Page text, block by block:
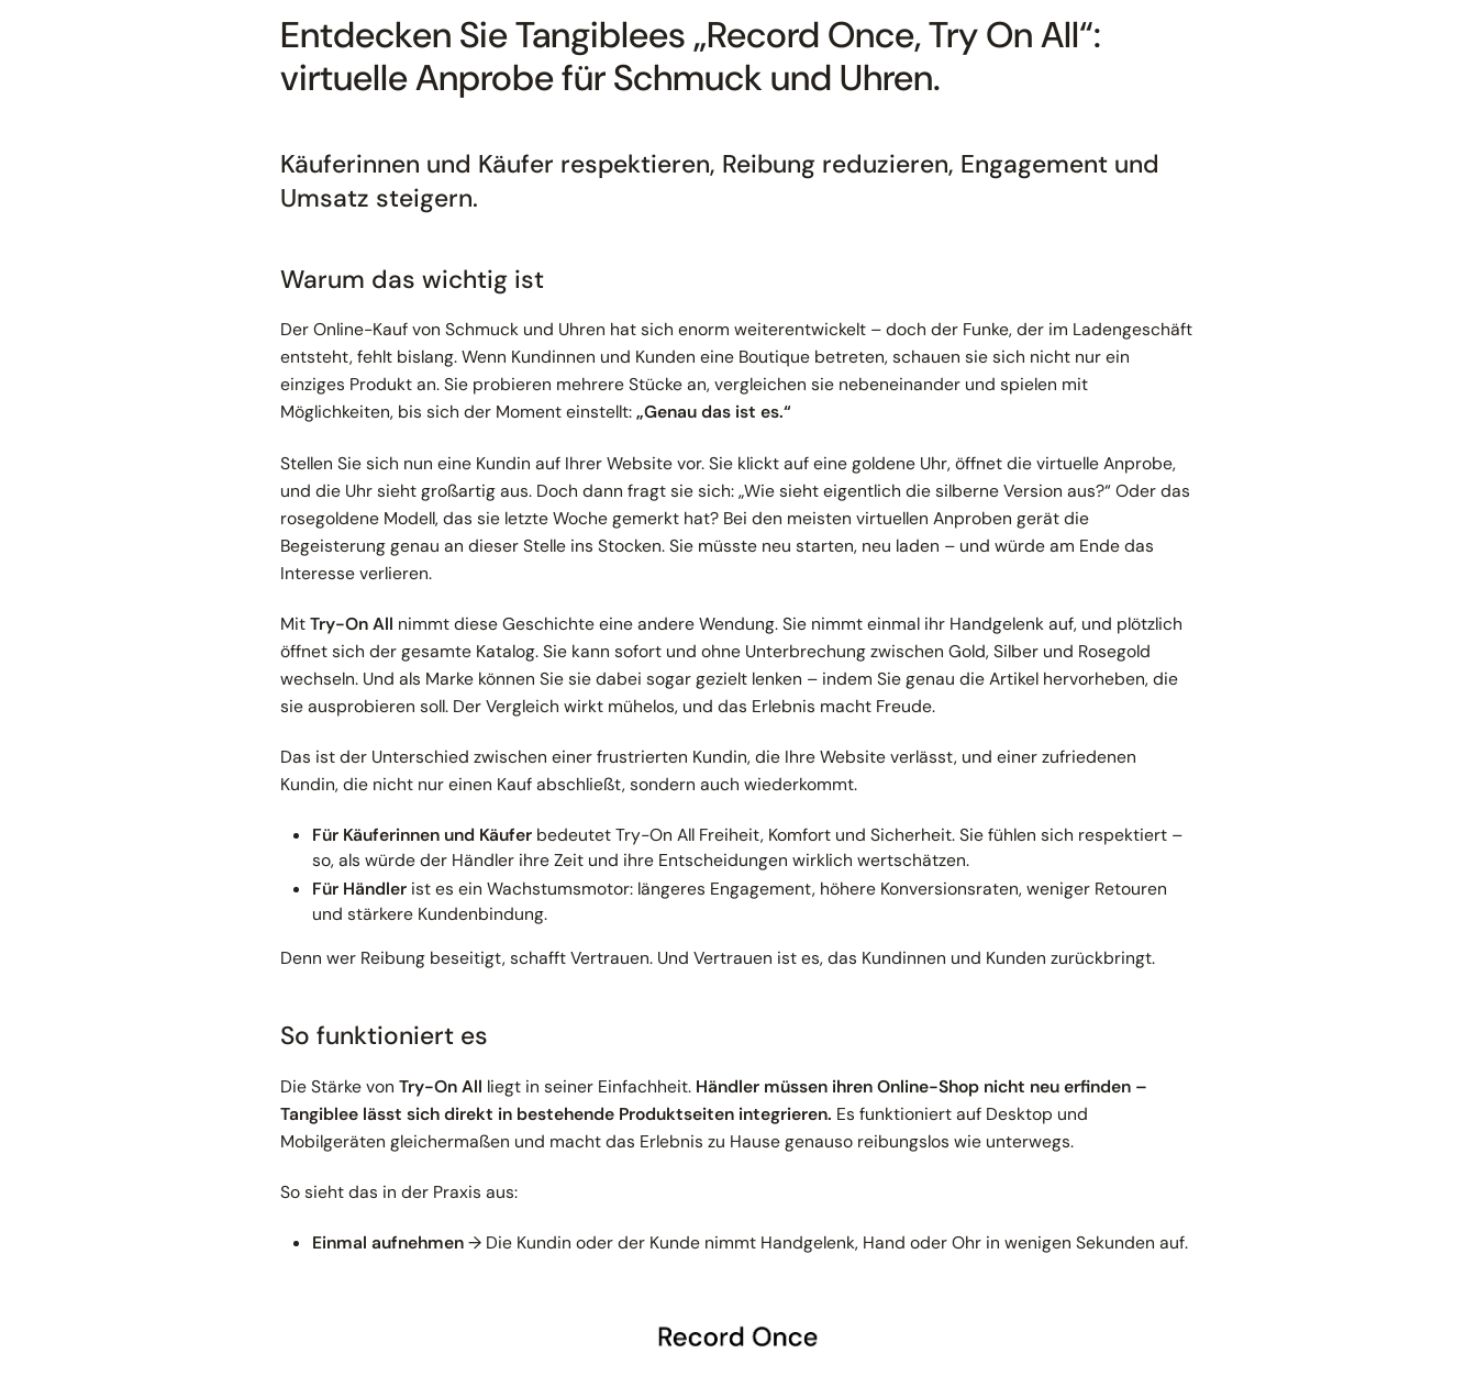
Entdecken Sie Tangiblees „Record Once, Try On All“:
virtuelle Anprobe für Schmuck und Uhren.
Käuferinnen und Käufer respektieren, Reibung reduzieren, Engagement und
Umsatz steigern.
Warum das wichtig ist
Der Online-Kauf von Schmuck und Uhren hat sich enorm weiterentwickelt – doch der Funke, der im Ladengeschäft
entsteht, fehlt bislang. Wenn Kundinnen und Kunden eine Boutique betreten, schauen sie sich nicht nur ein
einziges Produkt an. Sie probieren mehrere Stücke an, vergleichen sie nebeneinander und spielen mit
Möglichkeiten, bis sich der Moment einstellt:„Genaudas ist es.“
Stellen Sie sich nun eine Kundin auf Ihrer Website vor. Sie klickt auf eine goldene Uhr, öffnet die virtuelle Anprobe,
und die Uhr sieht großartig aus. Doch dann fragt sie sich:„Wie sieht eigentlich die silberne Version aus?“Oder das
rosegoldene Modell, das sie letzte Woche gemerkt hat? Bei den meisten virtuellen Anproben gerät die
Begeisterung genau an dieser Stelle ins Stocken. Sie müsste neu starten, neu laden – und würde am Ende das
Interesse verlieren.
MitTry-On All nimmt diese Geschichte eine andere Wendung. Sie nimmt einmal ihr Handgelenk auf, und plötzlich
öffnet sich der gesamte Katalog. Sie kann sofort und ohne Unterbrechung zwischen Gold, Silber und Rosegold
wechseln. Und als Marke können Sie sie dabei sogar gezielt lenken – indem Sie genau die Artikel hervorheben, die
sie ausprobieren soll. Der Vergleich wirkt mühelos, und das Erlebnis macht Freude.
Das ist der Unterschied zwischen einer frustrierten Kundin, die Ihre Website verlässt, und einer zufriedenen
Kundin, die nicht nur einen Kauf abschließt, sondern auch wiederkommt.
Für Käuferinnen und Käuferbedeutet Try-On All Freiheit, Komfort und Sicherheit. Sie fühlen sich respektiert –
so, als würde der Händler ihre Zeit und ihre Entscheidungen wirklich wertschätzen.
Für Händlerist es ein Wachstumsmotor: längeres Engagement, höhere Konversionsraten, weniger Retouren
und stärkere Kundenbindung.
Denn wer Reibung beseitigt, schafft Vertrauen. Und Vertrauen ist es, das Kundinnen und Kunden zurückbringt.
So funktioniert es
Die Stärke vonTry-On All liegt in seiner Einfachheit. Händler müssen ihren Online-Shop nicht neu erfinden –
Tangiblee lässt sich direkt in bestehende Produktseiten integrieren. Es funktioniert auf Desktop und
Mobilgeräten gleichermaßen und macht das Erlebnis zu Hause genauso reibungslos wie unterwegs.
So sieht das in der Praxis aus:
Einmal aufnehmen→ Die Kundin oder der Kunde nimmt Handgelenk, Hand oder Ohr in wenigen Sekunden auf.